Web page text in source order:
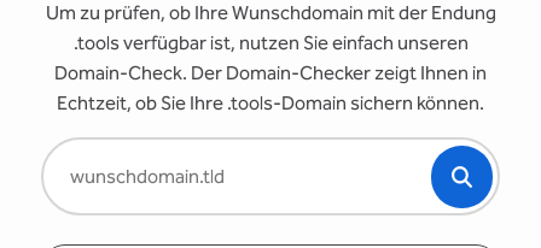
Um zu prüfen, ob Ihre Wunschdomain mit der Endung
.tools verfügbar ist, nutzen Sie einfach unseren
Domain-Check. Der Domain-Checker zeigt Ihnen in
Echtzeit, ob Sie Ihre .tools-Domain sichern können.